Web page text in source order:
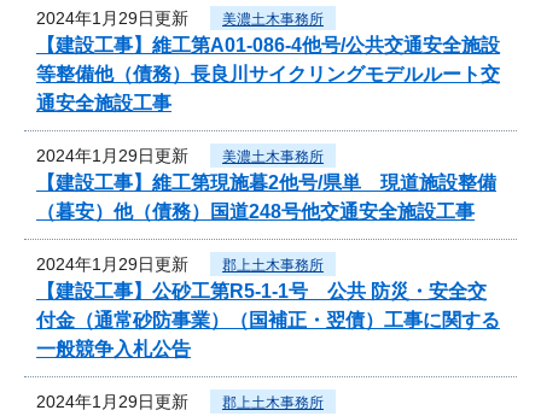
2024年1月29日更新 美濃土木事務所
【建設工事】維工第A01-086-4他号/公共交通安全施設
等整備他（債務）長良川サイクリングモデルルート交
通安全施設工事
2024年1月29日更新 美濃土木事務所
【建設工事】維工第現施暮2他号/県単 現道施設整備
（暮安）他（債務）国道248号他交通安全施設工事
2024年1月29日更新 郡上土木事務所
【建設工事】公砂工第R5-1-1号 公共 防災・安全交
付金（通常砂防事業）（国補正・翌債）工事に関する
一般競争入札公告
2024年1月29日更新 郡上土木事務所